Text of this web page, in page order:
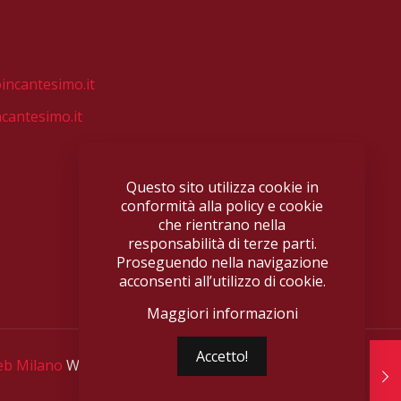
Milano Web Revolution.
Questo sito utilizza cookie in
conformità alla policy e cookie
che rientrano nella
responsabilità di terze parti.
Proseguendo nella navigazione
acconsenti all’utilizzo di cookie.
Maggiori informazioni
Accetto!